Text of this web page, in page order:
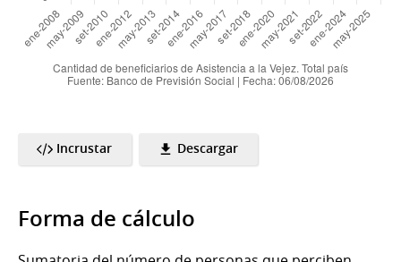
Incrustar Descargar
Forma de cálculo